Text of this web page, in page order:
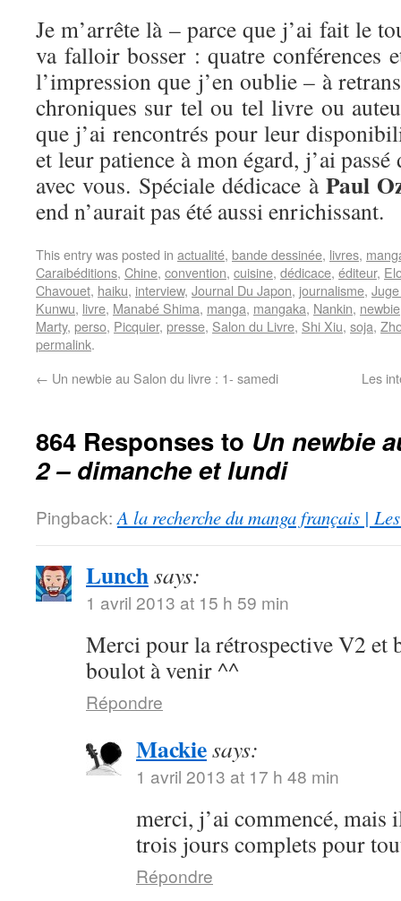
Je m’arrête là – parce que j’ai fait le
va falloir bosser : quatre conférences
l’impression que j’en oublie – à
chroniques sur tel ou tel livre ou
que j’ai rencontrés pour leur
et leur patience à mon égard, j’ai
avec vous. Spéciale dédicace à Paul
end n’aurait pas été aussi enrichissant.
This entry was posted in actualité, bande dessinée, livres,
Caraibéditions, Chine, convention, cuisine, dédicace, éditeur,
Chavouet, haiku, interview, Journal Du Japon, journalisme,
Kunwu, livre, Manabé Shima, manga, mangaka, Nankin, newbie
Marty, perso, Picquier, presse, Salon du Livre, Shi Xiu, soja,
permalink.
← Un newbie au Salon du livre : 1- samedi Les
864 Responses to Un newbie
2 – dimanche et lundi
Pingback: A la recherche du manga français |
Lunchsays:
1 avril 2013 at 15 h 59 min
Merci pour la rétrospective V2 et
boulot à venir ^^
Répondre
Mackiesays:
1 avril 2013 at 17 h 48 min
merci, j’ai commencé, mais
trois jours complets pour
Répondre